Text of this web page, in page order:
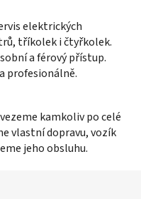
elektrických
tříkolek i čtyřkolek.
a férový přístup.
profesionálně.
kamkoliv po celé
vlastní dopravu, vozík
jeho obsluhu.